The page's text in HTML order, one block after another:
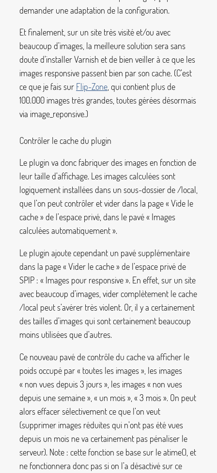
demander une adaptation de la configuration.
Et finalement, sur un site très visité et/ou avec
beaucoup d’images, la meilleure solution sera sans
doute d’installer Varnish et de bien veiller à ce que les
images responsive passent bien par son cache. (C’est
ce que je fais sur Flip-Zone , qui contient plus de
100.000 images très grandes, toutes gérées désormais
via image_reponsive.)
Contrôler le cache du plugin
Le plugin va donc fabriquer des images en fonction de
leur taille d’affichage. Les images calculées sont
logiquement installées dans un sous-dossier de/local
que l’on peut contrôler et vider dans la page « Vide le
cache» de l’espace privé, dans le pavé « Images
calculées automatiquement».
Le plugin ajoute cependant un pavé supplémentaire
dans la page « Vider le cache» de l’espace privé de
SPIP : « Images pour responsive». En effet, sur un site
avec beaucoup d’images, vider complètement le cache
/local peut s’avérer très violent. Or, il y a certainement
des tailles d’images qui sont certainement beaucoup
moins utilisées que d’autres.
Ce nouveau pavé de contrôle du cache va afficher le
poids occupé par « toutes les images», les images
« non vues depuis 3 jours», les images « non vues
depuis une semaine», « un mois», « 3 mois». On peut
alors effacer sélectivement ce que l’on veut
(supprimer images réduites qui n’ont pas été vues
depuis un mois ne va certainement pas pénaliser le
serveur). Note : cette fonction se base sur leatime() , et
ne fonctionnera donc pas si on l’a désactivé sur ce